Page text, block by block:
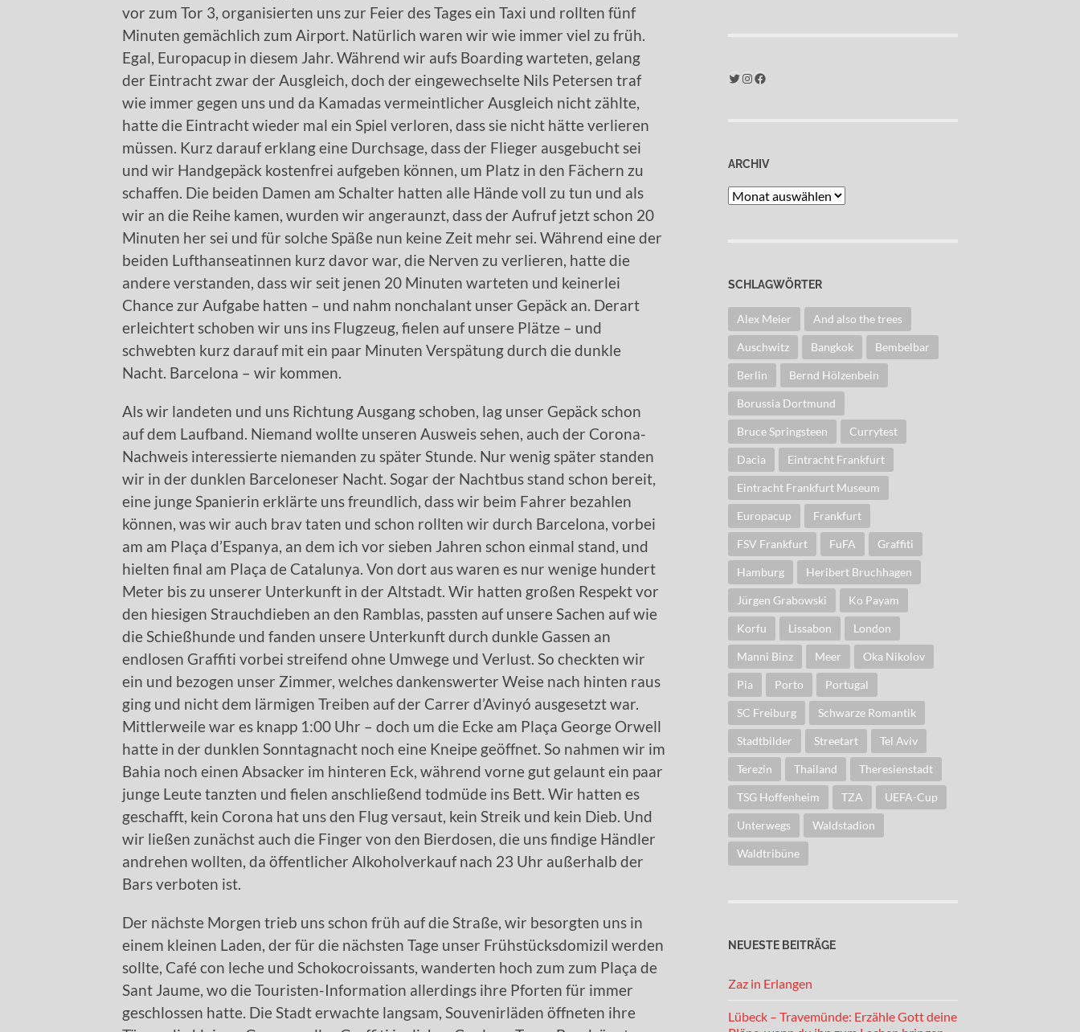
vor zum Tor 3, organisierten uns zur Feier des Tages ein Taxi und rollten fünf
Minuten gemächlich zum Airport. Natürlich waren wir wie immer viel zu früh.
Egal, Europacup in diesem Jahr. Während wir aufs Boarding warteten, gelang
der Eintracht zwar der Ausgleich, doch der eingewechselte Nils Petersen traf
wie immer gegen uns und da Kamadas vermeintlicher Ausgleich nicht zählte,
hatte die Eintracht wieder mal ein Spiel verloren, dass sie nicht hätte verlieren
müssen. Kurz darauf erklang eine Durchsage, dass der Flieger ausgebucht sei
und wir Handgepäck kostenfrei aufgeben können, um Platz in den Fächern zu
schaffen. Die beiden Damen am Schalter hatten alle Hände voll zu tun und als
wir an die Reihe kamen, wurden wir angeraunzt, dass der Aufruf jetzt schon 20
Minuten her sei und für solche Späße nun keine Zeit mehr sei. Während eine der
beiden Lufthanseatinnen kurz davor war, die Nerven zu verlieren, hatte die
andere verstanden, dass wir seit jenen 20 Minuten warteten und keinerlei
Chance zur Aufgabe hatten – und nahm nonchalant unser Gepäck an. Derart
erleichtert schoben wir uns ins Flugzeug, fielen auf unsere Plätze – und
schwebten kurz darauf mit ein paar Minuten Verspätung durch die dunkle
Nacht. Barcelona – wir kommen.
Als wir landeten und uns Richtung Ausgang schoben, lag unser Gepäck schon
auf dem Laufband. Niemand wollte unseren Ausweis sehen, auch der Corona-
Nachweis interessierte niemanden zu später Stunde. Nur wenig später standen
wir in der dunklen Barceloneser Nacht. Sogar der Nachtbus stand schon bereit,
eine junge Spanierin erklärte uns freundlich, dass wir beim Fahrer bezahlen
können, was wir auch brav taten und schon rollten wir durch Barcelona, vorbei
am am Plaça d’Espanya, an dem ich vor sieben Jahren schon einmal stand, und
hielten final am Plaça de Catalunya. Von dort aus waren es nur wenige hundert
Meter bis zu unserer Unterkunft in der Altstadt. Wir hatten großen Respekt vor
den hiesigen Strauchdieben an den Ramblas, passten auf unsere Sachen auf wie
die Schießhunde und fanden unsere Unterkunft durch dunkle Gassen an
endlosen Graffiti vorbei streifend ohne Umwege und Verlust. So checkten wir
ein und bezogen unser Zimmer, welches dankenswerter Weise nach hinten raus
ging und nicht dem lärmigen Treiben auf der Carrer d’Avinyó ausgesetzt war.
Mittlerweile war es knapp 1:00 Uhr – doch um die Ecke am Plaça George Orwell
hatte in der dunklen Sonntagnacht noch eine Kneipe geöffnet. So nahmen wir im
Bahia noch einen Absacker im hinteren Eck, während vorne gut gelaunt ein paar
junge Leute tanzten und fielen anschließend todmüde ins Bett. Wir hatten es
geschafft, kein Corona hat uns den Flug versaut, kein Streik und kein Dieb. Und
wir ließen zunächst auch die Finger von den Bierdosen, die uns findige Händler
andrehen wollten, da öffentlicher Alkoholverkauf nach 23 Uhr außerhalb der
Bars verboten ist.
Der nächste Morgen trieb uns schon früh auf die Straße, wir besorgten uns in
einem kleinen Laden, der für die nächsten Tage unser Frühstücksdomizil werden
sollte, Café con leche und Schokocroissants, wanderten hoch zum zum Plaça de
Sant Jaume, wo die Touristen-Information allerdings ihre Pforten für immer
geschlossen hatte. Die Stadt erwachte langsam, Souvenirläden öffneten ihre
Twitter Instagram Facebook
ARCHIV
Archiv
SCHLAGWÖRTER
Alex Meier And also the trees
Auschwitz Bangkok Bembelbar
Berlin Bernd Hölzenbein
Borussia Dortmund
Bruce Springsteen Currytest
Dacia Eintracht Frankfurt
Eintracht Frankfurt Museum
Europacup Frankfurt
FSV Frankfurt FuFA Graffiti
Hamburg Heribert Bruchhagen
Jürgen Grabowski Ko Payam
Korfu Lissabon London
Manni Binz Meer Oka Nikolov
Pia Porto Portugal
SC Freiburg Schwarze Romantik
Stadtbilder Streetart Tel Aviv
Terezin Thailand Theresienstadt
TSG Hoffenheim TZA UEFA-Cup
Unterwegs Waldstadion
Waldtribüne
NEUESTE BEITRÄGE
Zaz in Erlangen
Lübeck – Travemünde: Erzähle Gott deine